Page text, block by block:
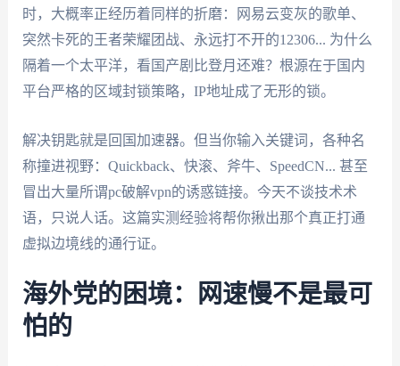
时，大概率正经历着同样的折磨：网易云变灰的歌单、
突然卡死的王者荣耀团战、永远打不开的12306... 为什么
隔着一个太平洋，看国产剧比登月还难？根源在于国内
平台严格的区域封锁策略，IP地址成了无形的锁。
解决钥匙就是回国加速器。但当你输入关键词，各种名
称撞进视野：Quickback、快滚、斧牛、SpeedCN... 甚至
冒出大量所谓pc破解vpn的诱惑链接。今天不谈技术术
语，只说人话。这篇实测经验将帮你揪出那个真正打通
虚拟边境线的通行证。
海外党的困境：网速慢不是最可
怕的